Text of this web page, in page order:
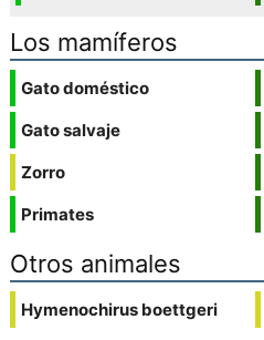
Los mamíferos
Gato doméstico
Gato salvaje
Zorro
Primates
Otros animales
Hymenochirus boettgeri